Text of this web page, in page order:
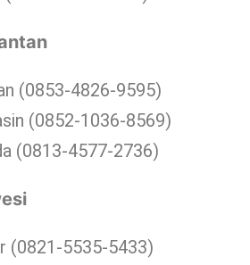
(0853-4826-9595)
(0852-1036-8569)
(0813-4577-2736)
(0821-5535-5433)